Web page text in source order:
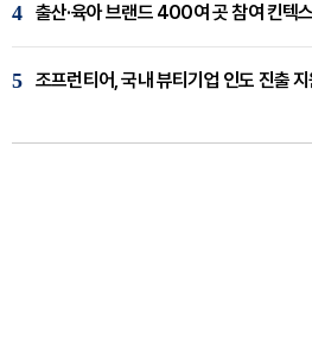
4 출산·육아 브랜드 400여 곳 참여 킨텍
5 조프런티어, 국내 뷰티기업 인도 진출